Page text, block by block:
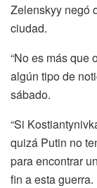
Zelenskyy negó
ciudad.
“No es más que
algún tipo de
sábado.
“Si
quizá Putin no
para encontrar
fin a esta